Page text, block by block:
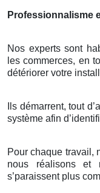
Professionnalisme
Nos experts sont
les commerces, en
détériorer votre
Ils démarrent, tout
système afin
Pour chaque travail,
nous réalisons et
s’paraissent plus